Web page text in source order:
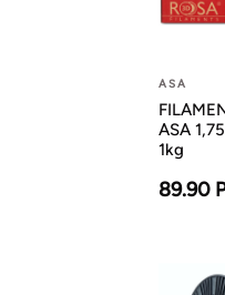
ASA
ASA
1kg
89.90